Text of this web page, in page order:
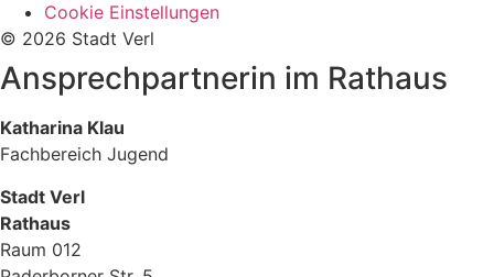
Cookie Einstellungen
© 2026 Stadt Verl
Ansprechpartnerin im Rathaus
Katharina Klau
Fachbereich Jugend
Stadt Verl
Rathaus
Raum 012